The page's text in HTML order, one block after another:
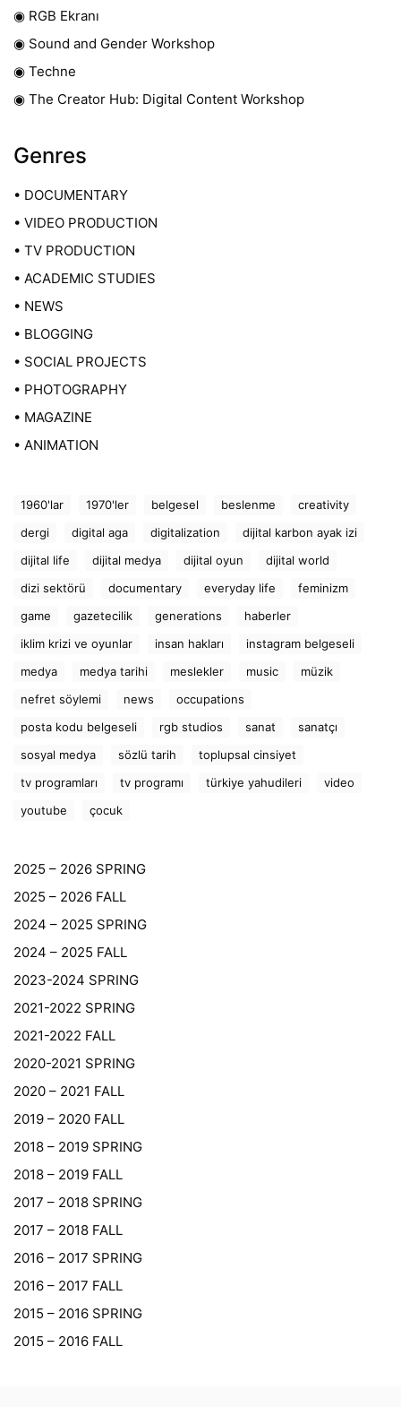
◉ RGB Ekranı
◉ Sound and Gender Workshop
◉ Techne
◉ The Creator Hub: Digital Content Workshop
Genres
• DOCUMENTARY
• VIDEO PRODUCTION
• TV PRODUCTION
• ACADEMIC STUDIES
• NEWS
• BLOGGING
• SOCIAL PROJECTS
• PHOTOGRAPHY
• MAGAZINE
• ANIMATION
1960'lar 1970'ler belgesel beslenme
creativity
dergi
digital aga digitalization
dijital karbon ayak izi
dijital life
dijital medya dijital oyun
dijital world
dizi sektörü
documentary everyday life
feminizm
game
gazetecilik generations
haberler
iklim krizi ve oyunlar
insan hakları
instagram belgeseli
medya
medya tarihi meslekler music
müzik
nefret söylemi
news
occupations
posta kodu belgeseli
rgb studios sanat
sanatçı
sosyal medya
sözlü tarih
toplupsal cinsiyet
tv programları
tv programı türkiye yahudileri
video
youtube
çocuk
2025 – 2026 SPRING
2025 – 2026 FALL
2024 – 2025 SPRING
2024 – 2025 FALL
2023-2024 SPRING
2021-2022 SPRING
2021-2022 FALL
2020-2021 SPRING
2020 – 2021 FALL
2019 – 2020 FALL
2018 – 2019 SPRING
2018 – 2019 FALL
2017 – 2018 SPRING
2017 – 2018 FALL
2016 – 2017 SPRING
2016 – 2017 FALL
2015 – 2016 SPRING
2015 – 2016 FALL